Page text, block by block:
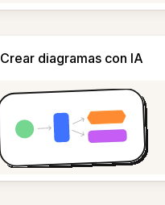
Crear diagramas con IA